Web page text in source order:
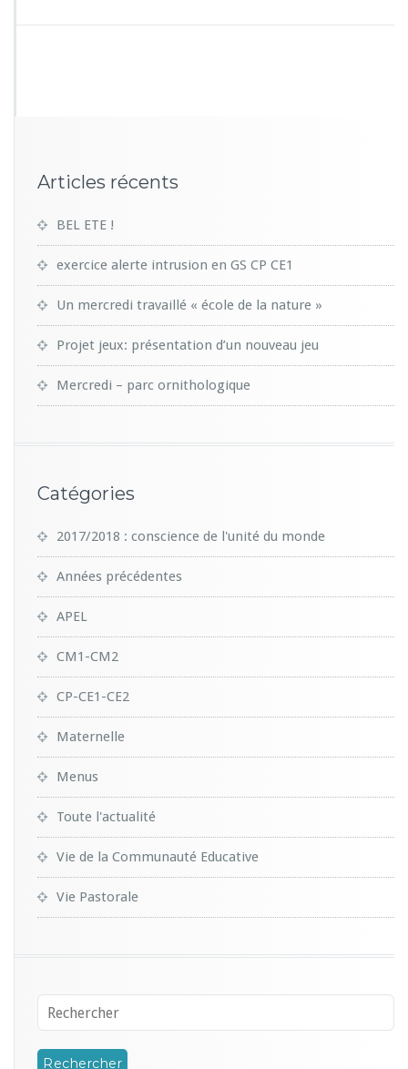
Articles récents
BEL ETE !
exercice alerte intrusion en GS CP CE1
Un mercredi travaillé « école de la nature »
Projet jeux: présentation d’un nouveau jeu
Mercredi – parc ornithologique
Catégories
2017/2018 : conscience de l'unité du monde
Années précédentes
APEL
CM1-CM2
CP-CE1-CE2
Maternelle
Menus
Toute l'actualité
Vie de la Communauté Educative
Vie Pastorale